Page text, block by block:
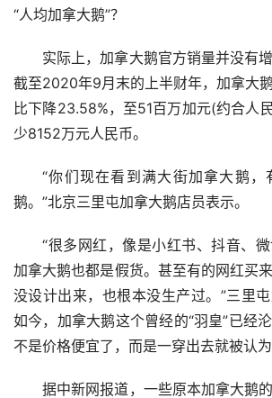
“人均加拿大鹅”？
实际上，加拿大鹅官方销量并没有
截至2020年9月末的上半财年，加拿大
比下降23.58%，至51百万加元(约合人
少8152万元人民币。
“你们现在看到满大街加拿大鹅，
鹅。”北京三里屯加拿大鹅店员表示。
“很多网红，像是小红书、抖音、
加拿大鹅也都是假货。甚至有的网红买
没设计出来，也根本没生产过。”三里屯
如今，加拿大鹅这个曾经的“羽皇”已经
不是价格便宜了，而是一穿出去就被认为
据中新网报道，一些原本加拿大鹅